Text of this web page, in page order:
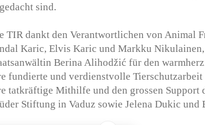
sind.
TIR dankt den Verantwortlichen von Animal
Karic, Elvis Karic und Markku
Berina Alihodžić für den
fundierte und verdienstvolle
tatkräftige Mithilfe und den grossen Support
Stiftung in Vaduz sowie Jelena Dukic und